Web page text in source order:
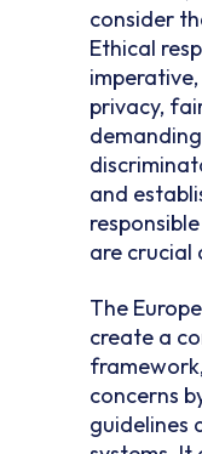
consider
Ethical
imperative,
privacy,
and
are crucial
The
create a
concerns
guidelines